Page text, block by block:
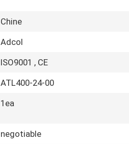
Chine
Adcol
ISO9001 , CE
ATL400-24-00
1ea
negotiable